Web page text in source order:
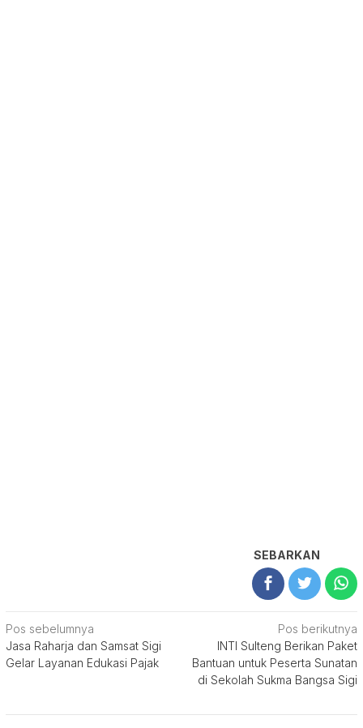
SEBARKAN
Navigasi
pos
Pos sebelumnya
Jasa Raharja dan Samsat Sigi
Gelar Layanan Edukasi Pajak
Pos berikutnya
INTI Sulteng Berikan Paket
Bantuan untuk Peserta Sunatan
di Sekolah Sukma Bangsa Sigi